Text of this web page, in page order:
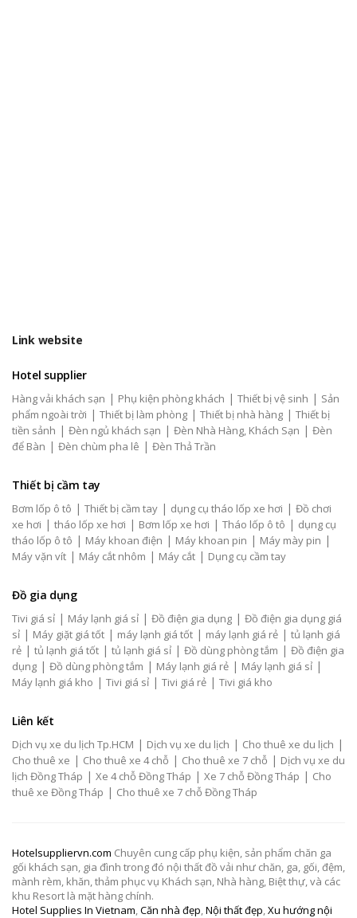
Link website
Hotel supplier
Hàng vải khách sạn | Phụ kiện phòng khách | Thiết bị vệ sinh | Sản
phẩm ngoài trời | Thiết bị làm phòng | Thiết bị nhà hàng | Thiết bị
tiền sảnh | Đèn ngủ khách sạn | Đèn Nhà Hàng, Khách Sạn | Đèn
để Bàn | Đèn chùm pha lê | Đèn Thả Trần
Thiết bị cầm tay
Bơm lốp ô tô | Thiết bị cầm tay | dụng cụ tháo lốp xe hơi | Đồ chơi
xe hơi | tháo lốp xe hơi | Bơm lốp xe hơi | Tháo lốp ô tô | dụng cụ
tháo lốp ô tô | Máy khoan điện | Máy khoan pin | Máy mày pin |
Máy vặn vít | Máy cắt nhôm | Máy cắt | Dụng cụ cầm tay
Đồ gia dụng
Tivi giá sỉ | Máy lạnh giá sỉ | Đồ điện gia dụng | Đồ điện gia dụng giá
sỉ | Máy giặt giá tốt | máy lạnh giá tốt | máy lạnh giá rẻ | tủ lạnh giá
rẻ | tủ lạnh giá tốt | tủ lạnh giá sỉ | Đồ dùng phòng tắm | Đồ điện gia
dụng | Đồ dùng phòng tắm | Máy lạnh giá rẻ | Máy lạnh giá sỉ |
Máy lạnh giá kho | Tivi giá sỉ | Tivi giá rẻ | Tivi giá kho
Liên kết
Dịch vụ xe du lịch Tp.HCM | Dịch vụ xe du lịch | Cho thuê xe du lịch |
Cho thuê xe | Cho thuê xe 4 chỗ | Cho thuê xe 7 chỗ | Dịch vụ xe du
lịch Đồng Tháp | Xe 4 chỗ Đồng Tháp | Xe 7 chỗ Đồng Tháp | Cho
thuê xe Đồng Tháp | Cho thuê xe 7 chỗ Đồng Tháp
Hotelsuppliervn.com Chuyên cung cấp phụ kiện, sản phẩm chăn ga
gối khách sạn, gia đình trong đó nội thất đồ vải như chăn, ga, gối, đệm,
mành rèm, khăn, thảm phục vụ Khách sạn, Nhà hàng, Biệt thự, và các
khu Resort là mặt hàng chính.
Hotel Supplies In Vietnam,Căn nhà đẹp,Nội thất đẹp,Xu hướng nội